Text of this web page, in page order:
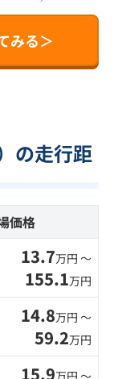
みる＞
の走行距
価格
13.7万円 〜
155.1万円
14.8万円 〜
59.2万円
15.9万円 〜